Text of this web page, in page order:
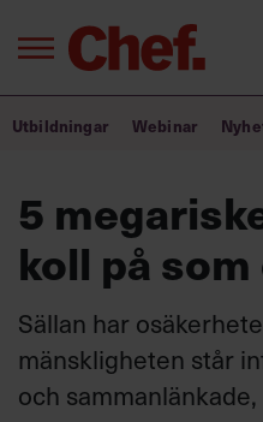
Bra ledare
Utbildning
Populära
Utbildningar Webinar
5
koll på
Sällan har
mänskligheten står
och